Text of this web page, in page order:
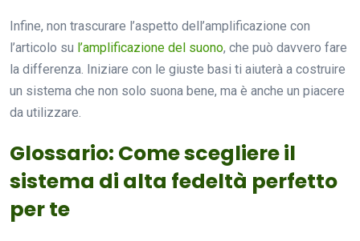
Infine, non trascurare l’aspetto dell’amplificazione con
l’articolo su l’amplificazione del suono, che può davvero fare
la differenza. Iniziare con le giuste basi ti aiuterà a costruire
un sistema che non solo suona bene, ma è anche un piacere
da utilizzare.
Glossario: Come scegliere il
sistema di alta fedeltà perfetto
per te